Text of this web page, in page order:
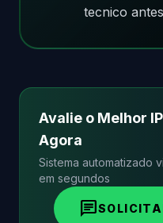
tecnico
Avalie o Melhor
Agora
Sistema automatizado
em segundos
chat